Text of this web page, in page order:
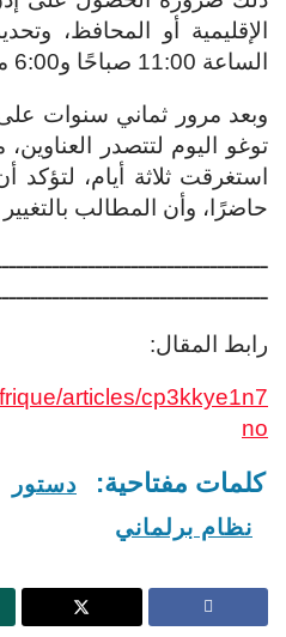
الإقليمية أو المحافظ،
الساعة 11:00 صباحًا و6:00 مساءً.
توغو اليوم لتتصدر
استغرقت ثلاثة أيام،
حاضرًا، وأن المطالب
رابط المقال:
articles/cp3kkye1n7
no
كلمات مفتاحية: دستور
نظام برلماني